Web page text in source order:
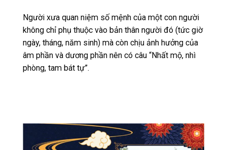
Người xưa quan niệm số mệnh của một con người
không chỉ phụ thuộc vào bản thân người đó (tức giờ
ngày, tháng, năm sinh) mà còn chịu ảnh hưởng của
âm phần và dương phần nên có câu “Nhất mộ, nhì
phòng, tam bát tự”.